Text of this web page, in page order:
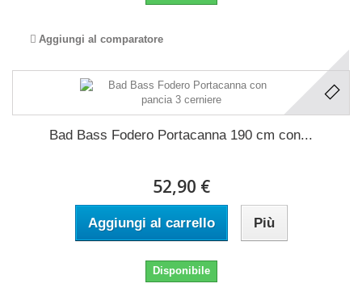
Aggiungi al comparatore
Bad Bass Fodero Portacanna 190 cm con...
52,90 €
Aggiungi al carrello Più
Disponibile